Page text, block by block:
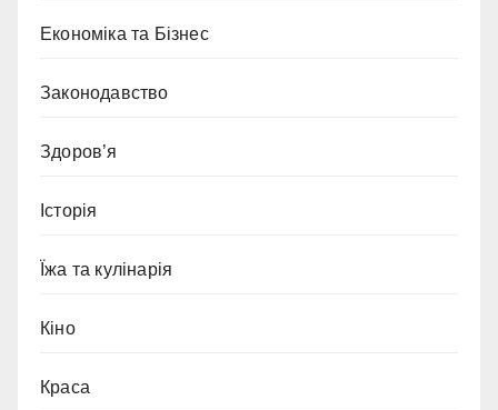
Економіка та Бізнес
Законодавство
Здоров’я
Історія
Їжа та кулінарія
Кіно
Краса